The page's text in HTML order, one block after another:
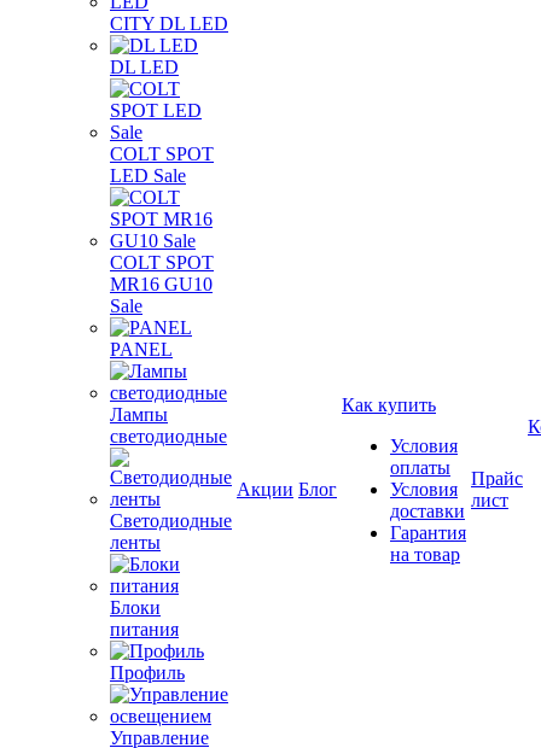
CITY DL LED
DL LED
COLT SPOT
LED Sale
COLT SPOT
MR16 GU10
Sale
PANEL
Лампы
светодиодные
Светодиодные
ленты
Блоки
питания
Профиль
Управление
Акции Блог
Как купить
Условия
оплаты
Условия
доставки
Гарантия
на товар
Прайс
лист